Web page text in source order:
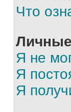
Что
Я не
Я
Я